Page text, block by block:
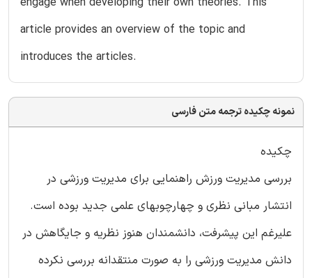
article provides an overview of the topic and
introduces the articles.
نمونه چکیده ترجمه متن فارسی
چکیده
بررسی مدیریت ورزش راهنمایی برای مدیریت ورزشی در
انتشار مبانی نظری و چهارچوبهای علمی جدید بوده است.
علیرغم این پیشرفت، دانشمندان هنوز نظریه و جایگاهش در
دانش مدیریت ورزشی را به صورت منتقدانه بررسی نکرده